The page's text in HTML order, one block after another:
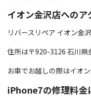
イオン金沢店へのア
リバースリペア イオン金
住所は〒920-3126 石川県
お車でお越しの際はイオ
iPhone7の修理料金